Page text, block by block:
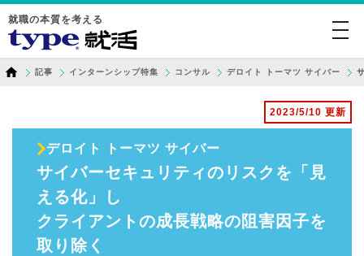
就職の本質を考える
記事 インターンシップ特集 コンサル デロイト トーマツ サイバー
2023/5/10 更新
デロイト トーマツ サイバー
サイバーセキュリティのリスクを「見
える化」し
クライアントの成長戦略の阻害因子を
取り除く